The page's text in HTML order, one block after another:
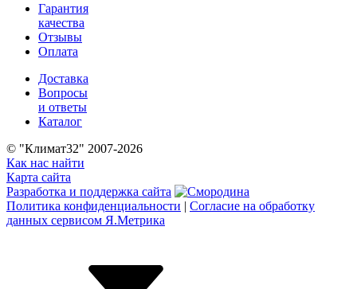
Гарантия
качества
Отзывы
Оплата
Доставка
Вопросы
и ответы
Каталог
© "Климат32" 2007-2026
Как нас найти
Карта сайта
Разработка и поддержка сайта
Политика конфиденциальности | Согласие на обработку
данных сервисом Я.Метрика